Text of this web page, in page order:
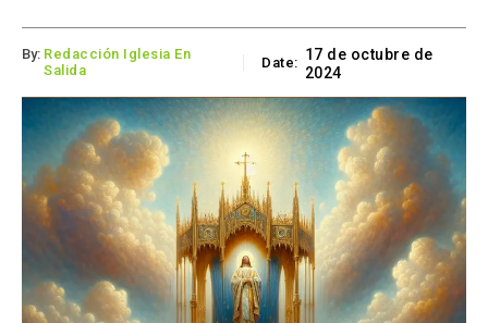
By: Redacción Iglesia En
Salida
Date: 17 de octubre de
2024